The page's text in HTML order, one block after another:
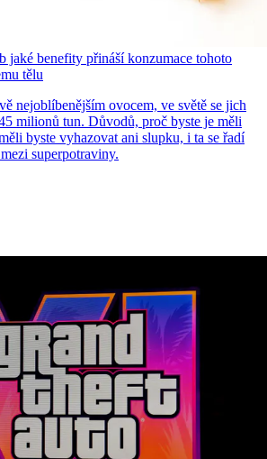
jaké benefity přináší konzumace tohoto
tělu
nejoblíbenějším ovocem, ve světě se jich
milionů tun. Důvodů, proč byste je měli
byste vyhazovat ani slupku, i ta se řadí
superpotraviny.